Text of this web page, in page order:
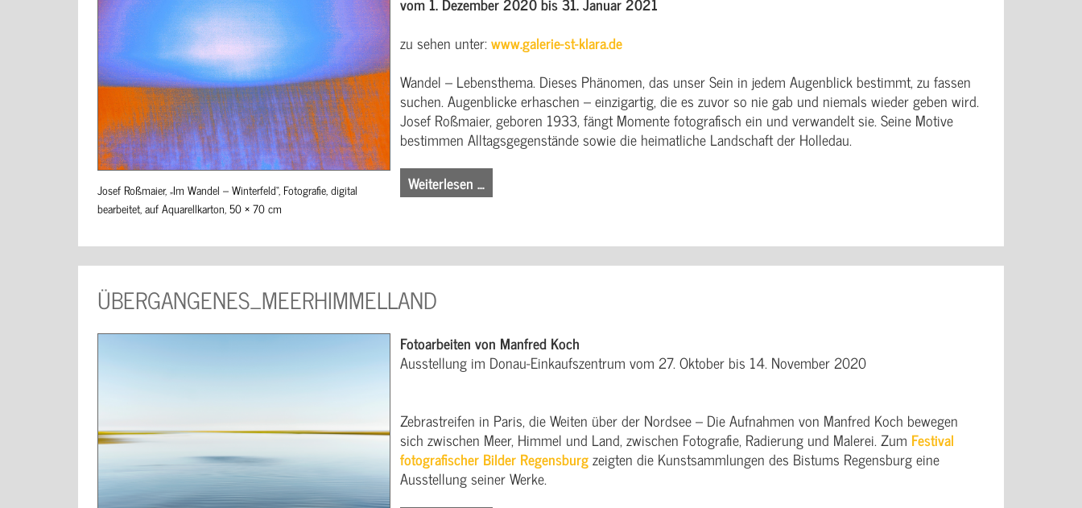
Josef Roßmaier, „Im Wandel – Winterfeld“, Fotografie, digital
bearbeitet, auf Aquarellkarton, 50 × 70 cm
zu sehen unter:www.galerie-st-klara.de
Wandel – Lebensthema. Dieses Phänomen, das unser Sein in jedem Augenblick bestimmt, zu fassen
suchen. Augenblicke erhaschen – einzigartig, die es zuvor so nie gab und niemals wieder geben wird.
Josef Roßmaier, geboren 1933, fängt Momente fotografisch ein und verwandelt sie. Seine Motive
bestimmen Alltagsgegenstände sowie die heimatliche Landschaft der Holledau.
Weiterlesen …
ÜBERGANGENES_MEERHIMMELLAND
Fotoarbeiten von Manfred Koch
Ausstellung im Donau-Einkaufszentrum vom 27. Oktober bis 14. November 2020
Zebrastreifen in Paris, die Weiten über der Nordsee – Die Aufnahmen von Manfred Koch bewegen
sich zwischen Meer, Himmel und Land, zwischen Fotografie, Radierung und Malerei. Zum Festival
fotografischer Bilder Regensburgzeigten die Kunstsammlungen des Bistums Regensburg eine
Ausstellung seiner Werke.